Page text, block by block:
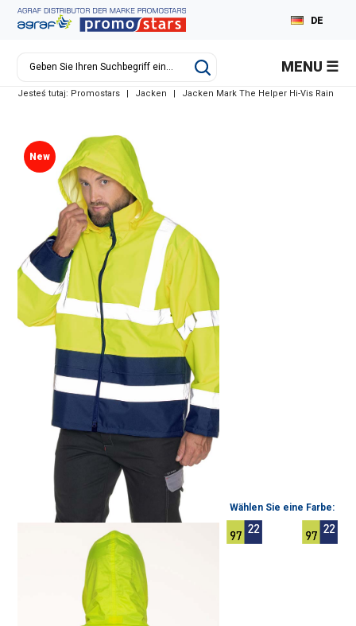
EN
DE
RU
MENU
Jesteś tutaj: Promostars | Jacken | Jacken Mark The Helper Hi-Vis Rain
Wählen Sie eine Farbe:
New